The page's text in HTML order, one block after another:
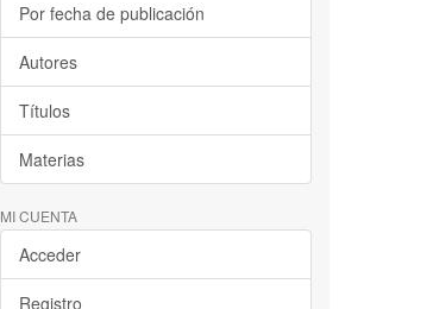
Por fecha de publicación
Autores
Títulos
Materias
MI CUENTA
Acceder
Registro